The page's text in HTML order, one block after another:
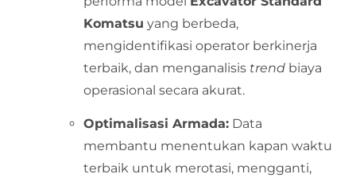
Komatsu yang berbeda,
mengidentifikasi operator berkinerja
terbaik, dan menganalisis trend biaya
operasional secara akurat.
Optimalisasi Armada: Data
membantu menentukan kapan waktu
terbaik untuk merotasi, mengganti,